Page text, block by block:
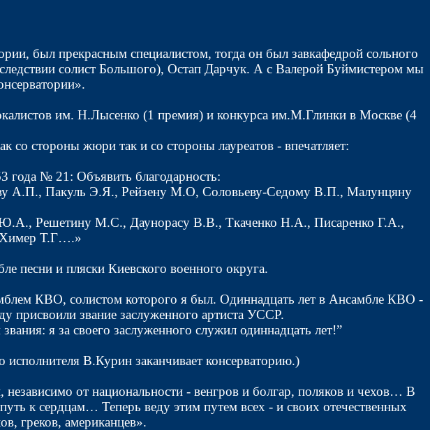
был прекрасным специалистом, тогда он был завкафедрой сольного
солист Большого), Остап Дарчук. А с Валерой Буймистером мы
им. Н.Лысенко (1 премия) и конкурса им.М.Глинки в Москве (4
стороны жюри так и со стороны лауреатов - впечатляет:
года № 21: Объявить благодарность:
А.П., Пакуль Э.Я., Рейзену М.О, Соловьеву-Седому В.П., Малунцяну
Решетину М.С., Даунорасу В.В., Ткаченко Н.А., Писаренко Г.А.,
Т.Г….»
песни и пляски Киевского военного округа.
КВО, солистом которого я был. Одиннадцать лет в Ансамбле КВО -
присвоили звание заслуженного артиста УССР.
я за своего заслуженного служил одиннадцать лет!”
В.Курин заканчивает консерваторию.)
от национальности - венгров и болгар, поляков и чехов… В
к сердцам… Теперь веду этим путем всех - и своих отечественных
греков, американцев».